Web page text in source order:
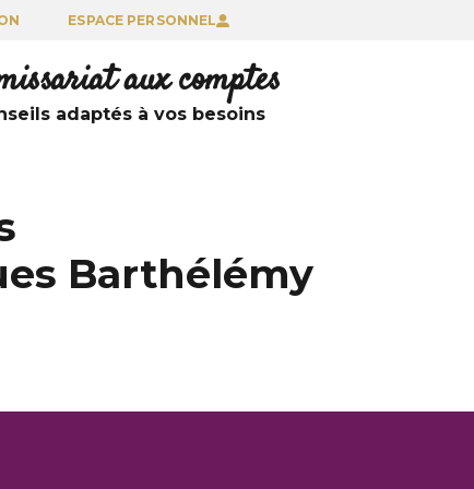
ESPACE PERSONNEL
aux comptes
adaptés à vos besoins
Barthélémy